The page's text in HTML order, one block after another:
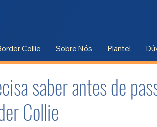
Collie Sobre Nós Plantel
saber antes de
Collie